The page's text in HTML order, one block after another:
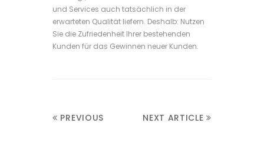
und Services auch tatsächlich in der
erwarteten Qualität liefern. Deshalb: Nutzen
Sie die Zufriedenheit Ihrer bestehenden
Kunden für das Gewinnen neuer Kunden.
PREVIOUS
NEXT ARTICLE